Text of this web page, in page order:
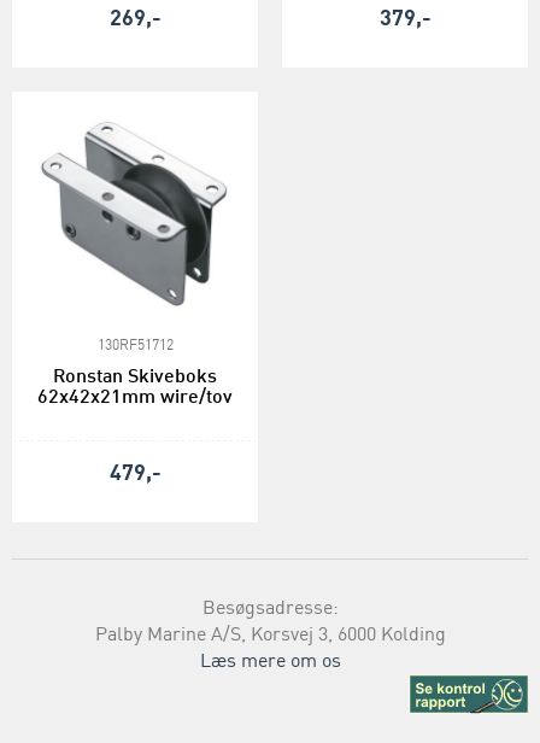
269,- 379,-
130RF51712
Ronstan Skiveboks
62x42x21mm wire/tov
479,-
Besøgsadresse:
Palby Marine A/S, Korsvej 3, 6000 Kolding
Læs mere om os